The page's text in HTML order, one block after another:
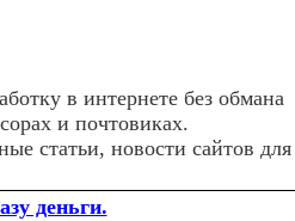
в интернете без обмана
и почтовиках.
статьи, новости сайтов для
деньги.